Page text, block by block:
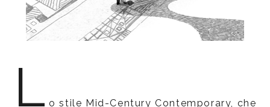
L o stile Mid-Century Contemporary, che